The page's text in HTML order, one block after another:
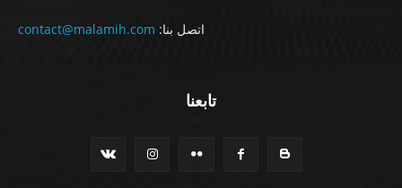
اتصل بنا: contact@malamih.com
تابعنا